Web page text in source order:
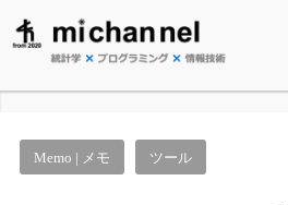
Memo | メモ ツール